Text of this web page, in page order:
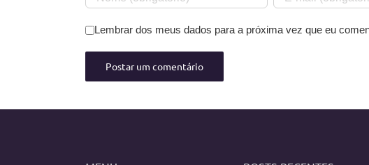
Lembrar dos meus dados para a próxima vez que eu